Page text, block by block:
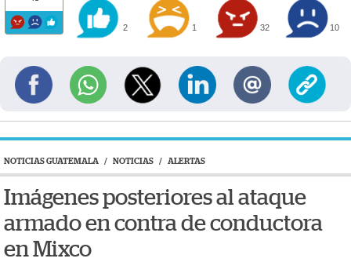
2 1 32 10
NOTICIAS GUATEMALA / NOTICIAS / ALERTAS
Imágenes posteriores al ataque
armado en contra de conductora
en Mixco